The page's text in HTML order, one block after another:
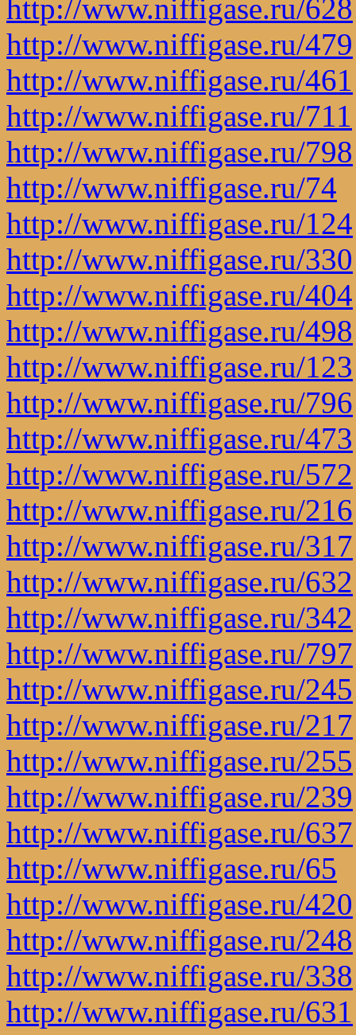
http://www.niffigase.ru/628
http://www.niffigase.ru/479
http://www.niffigase.ru/461
http://www.niffigase.ru/711
http://www.niffigase.ru/798
http://www.niffigase.ru/74
http://www.niffigase.ru/124
http://www.niffigase.ru/330
http://www.niffigase.ru/404
http://www.niffigase.ru/498
http://www.niffigase.ru/123
http://www.niffigase.ru/796
http://www.niffigase.ru/473
http://www.niffigase.ru/572
http://www.niffigase.ru/216
http://www.niffigase.ru/317
http://www.niffigase.ru/632
http://www.niffigase.ru/342
http://www.niffigase.ru/797
http://www.niffigase.ru/245
http://www.niffigase.ru/217
http://www.niffigase.ru/255
http://www.niffigase.ru/239
http://www.niffigase.ru/637
http://www.niffigase.ru/65
http://www.niffigase.ru/420
http://www.niffigase.ru/248
http://www.niffigase.ru/338
http://www.niffigase.ru/631